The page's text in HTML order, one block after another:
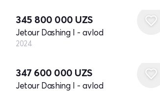
345 800 000 UZS
Jetour Dashing I - avlod
2024
347 600 000 UZS
Jetour Dashing I - avlod